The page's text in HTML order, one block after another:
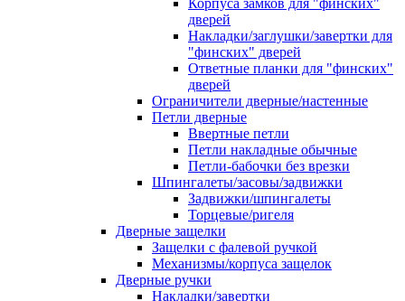
Корпуса замков для "финских"
дверей
Накладки/заглушки/завертки для
"финских" дверей
Ответные планки для "финских"
дверей
Ограничители дверные/настенные
Петли дверные
Ввертные петли
Петли накладные обычные
Петли-бабочки без врезки
Шпингалеты/засовы/задвижки
Задвижки/шпингалеты
Торцевые/ригеля
Дверные защелки
Защелки с фалевой ручкой
Механизмы/корпуса защелок
Дверные ручки
Накладки/завертки